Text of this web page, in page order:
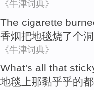
《牛津词典》
The cigarette
香烟把地毯烧了个洞
《牛津词典》
What's all that
地毯上那黏乎乎的都